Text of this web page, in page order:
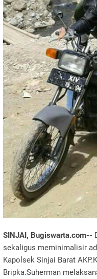
SINJAI, Bugiswarta.com--
sekaligus meminimalisir
Kapolsek Sinjai Barat
Bripka.Suherman